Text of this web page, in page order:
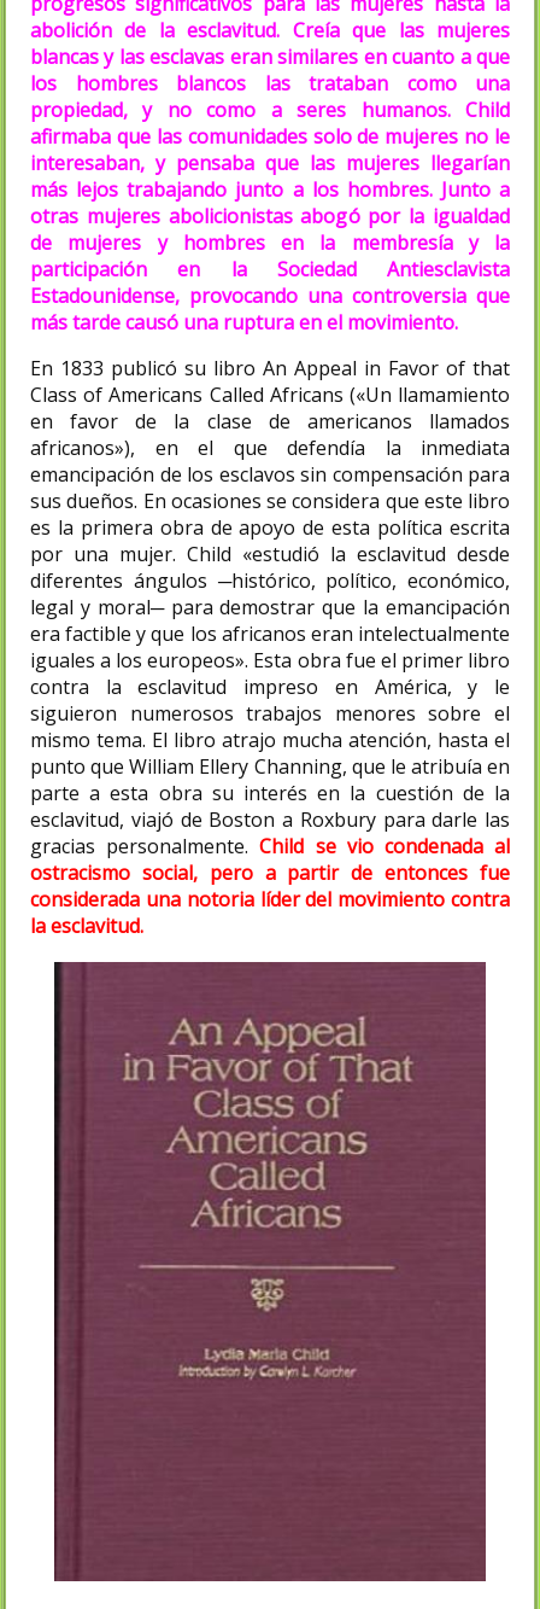
abolición de la esclavitud. Creía que las mujeres
blancas y las esclavas eran similares en cuanto a que
los hombres blancos las trataban como una
propiedad, y no como a seres humanos. Child
afirmaba que las comunidades solo de mujeres no le
interesaban, y pensaba que las mujeres llegarían
más lejos trabajando junto a los hombres. Junto a
otras mujeres abolicionistas abogó por la igualdad
de mujeres y hombres en la membresía y la
participación en la Sociedad Antiesclavista
Estadounidense, provocando una controversia que
más tarde causó una ruptura en el movimiento.
En 1833 publicó su libro An Appeal in Favor of that
Class of Americans Called Africans («Un llamamiento
en favor de la clase de americanos llamados
africanos»), en el que defendía la inmediata
emancipación de los esclavos sin compensación para
sus dueños. En ocasiones se considera que este libro
es la primera obra de apoyo de esta política escrita
por una mujer. Child «estudió la esclavitud desde
diferentes ángulos ─histórico, político, económico,
legal y moral─ para demostrar que la emancipación
era factible y que los africanos eran intelectualmente
iguales a los europeos». Esta obra fue el primer libro
contra la esclavitud impreso en América, y le
siguieron numerosos trabajos menores sobre el
mismo tema. El libro atrajo mucha atención, hasta el
punto que William Ellery Channing, que le atribuía en
parte a esta obra su interés en la cuestión de la
esclavitud, viajó de Boston a Roxbury para darle las
gracias personalmente. Child se vio condenada al
ostracismo social, pero a partir de entonces fue
considerada una notoria líder del movimiento contra
la esclavitud.